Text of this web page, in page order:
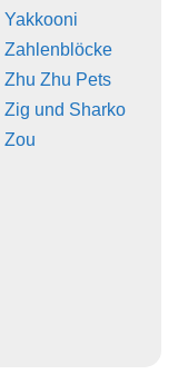
Yakkooni
Zahlenblöcke
Zhu Zhu Pets
Zig und Sharko
Zou